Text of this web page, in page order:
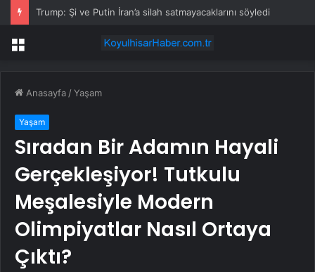
Trump: Şi ve Putin İran’a silah satmayacaklarını söyledi
Menü
Anasayfa /Yaşam
Yaşam
Sıradan Bir Adamın Hayali
Gerçekleşiyor! Tutkulu
Meşalesiyle Modern
Olimpiyatlar Nasıl Ortaya
Çıktı?